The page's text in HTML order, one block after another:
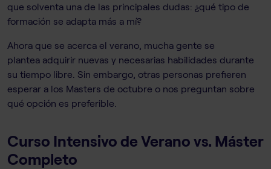
que solventa una de las principales dudas: ¿qué tipo de
formación se adapta más a mí?
Ahora que se acerca el verano, mucha gente se
plantea adquirir nuevas y necesarias habilidades durante
su tiempo libre. Sin embargo, otras personas prefieren
esperar a los Masters de octubre o nos preguntan sobre
qué opción es preferible.
Curso Intensivo de Verano vs. Máster
Completo